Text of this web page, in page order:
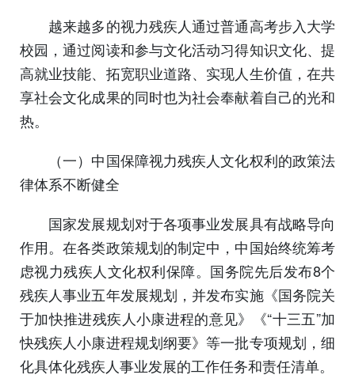
越来越多的视力残疾人通过普通高考步入大学
校园，通过阅读和参与文化活动习得知识文化、提
高就业技能、拓宽职业道路、实现人生价值，在共
享社会文化成果的同时也为社会奉献着自己的光和
热。
（一）中国保障视力残疾人文化权利的政策法
律体系不断健全
国家发展规划对于各项事业发展具有战略导向
作用。在各类政策规划的制定中，中国始终统筹考
虑视力残疾人文化权利保障。国务院先后发布8个
残疾人事业五年发展规划，并发布实施《国务院关
于加快推进残疾人小康进程的意见》《“十三五”加
快残疾人小康进程规划纲要》等一批专项规划，细
化具体化残疾人事业发展的工作任务和责任清单。